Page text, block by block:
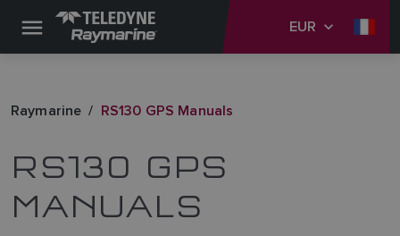
EUR
Raymarine RS130 GPS Manuals
RS130 GPS
MANUALS